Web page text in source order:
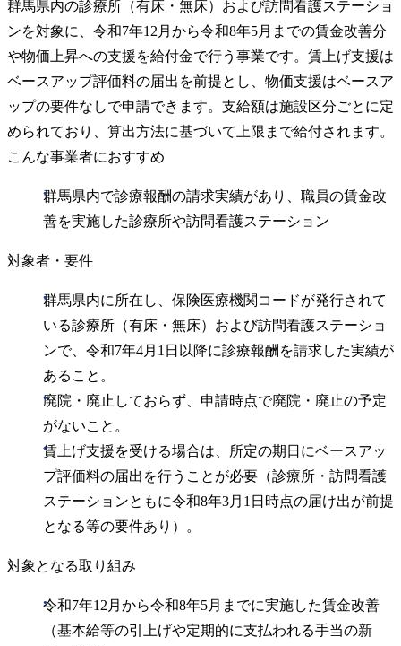
群馬県内の診療所（有床・無床）および訪問看護ステーショ
ンを対象に、令和7年12月から令和8年5月までの賃金改善分
や物価上昇への支援を給付金で行う事業です。賃上げ支援は
ベースアップ評価料の届出を前提とし、物価支援はベースア
ップの要件なしで申請できます。支給額は施設区分ごとに定
められており、算出方法に基づいて上限まで給付されます。
こんな事業者におすすめ
群馬県内で診療報酬の請求実績があり、職員の賃金改
善を実施した診療所や訪問看護ステーション
対象者・要件
群馬県内に所在し、保険医療機関コードが発行されて
いる診療所（有床・無床）および訪問看護ステーショ
ンで、令和7年4月1日以降に診療報酬を請求した実績が
あること。
廃院・廃止しておらず、申請時点で廃院・廃止の予定
がないこと。
賃上げ支援を受ける場合は、所定の期日にベースアッ
プ評価料の届出を行うことが必要（診療所・訪問看護
ステーションともに令和8年3月1日時点の届け出が前提
となる等の要件あり）。
対象となる取り組み
令和7年12月から令和8年5月までに実施した賃金改善
（基本給等の引上げや定期的に支払われる手当の新